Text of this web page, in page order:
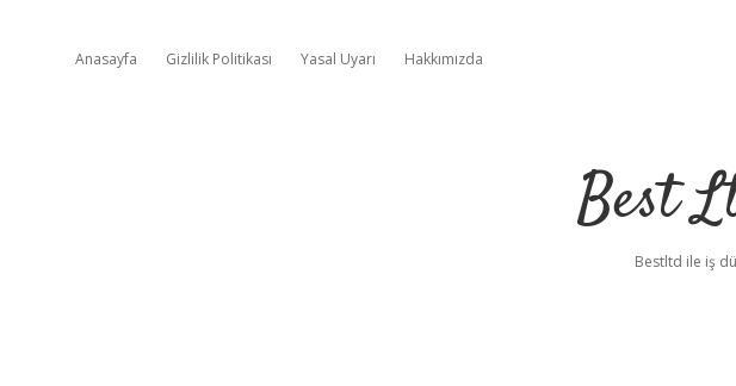
Anasayfa Gizlilik Politikası Yasal Uyarı Hakkımızda
Best
Bestltd ile iş